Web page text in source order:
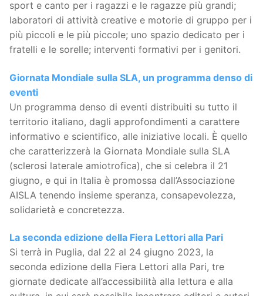
sport e canto per i ragazzi e le ragazze più grandi;
laboratori di attività creative e motorie di gruppo per i
più piccoli e le più piccole; uno spazio dedicato per i
fratelli e le sorelle; interventi formativi per i genitori.
Giornata Mondiale sulla SLA, un programma denso di
eventi
Un programma denso di eventi distribuiti su tutto il
territorio italiano, dagli approfondimenti a carattere
informativo e scientifico, alle iniziative locali. È quello
che caratterizzerà la Giornata Mondiale sulla SLA
(sclerosi laterale amiotrofica), che si celebra il 21
giugno, e qui in Italia è promossa dall’Associazione
AISLA tenendo insieme speranza, consapevolezza,
solidarietà e concretezza.
La seconda edizione della Fiera Lettori alla Pari
Si terrà in Puglia, dal 22 al 24 giugno 2023, la
seconda edizione della Fiera Lettori alla Pari, tre
giornate dedicate all’accessibilità alla lettura e alla